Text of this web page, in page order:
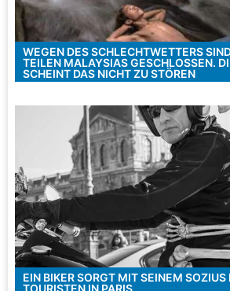
WEGEN DES SCHLECHTWETTERS
TEILEN MALAYSIAS GESCHLOSSEN.
SCHEINT DAS NICHT ZU STÖREN
EIN BIKER SORGT MIT SEINEM SOZIUS
TOURISTEN IN PARIS